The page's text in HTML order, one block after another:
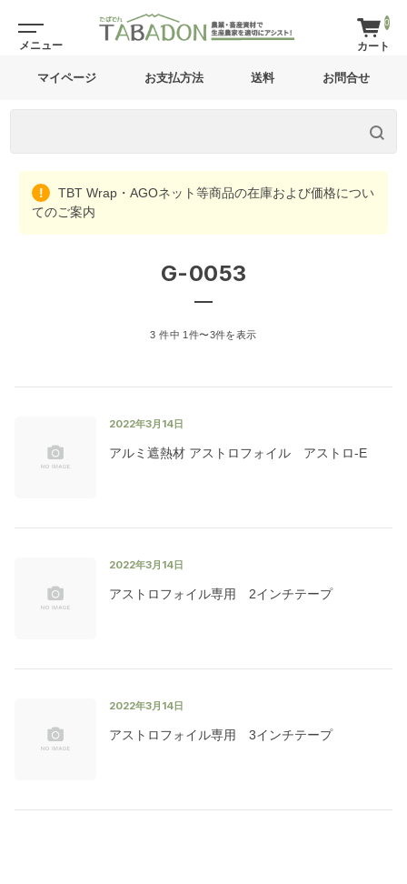
0
マイページ お支払方法 送料 お問合せ
TBT Wrap・AGOネット等商品の在庫および価格につい
てのご案内
G-0053
3 件中 1件〜3件を表示
2022年3月14日
アルミ遮熱材 アストロフォイル アストロ-E
2022年3月14日
アストロフォイル専用 2インチテープ
2022年3月14日
アストロフォイル専用 3インチテープ